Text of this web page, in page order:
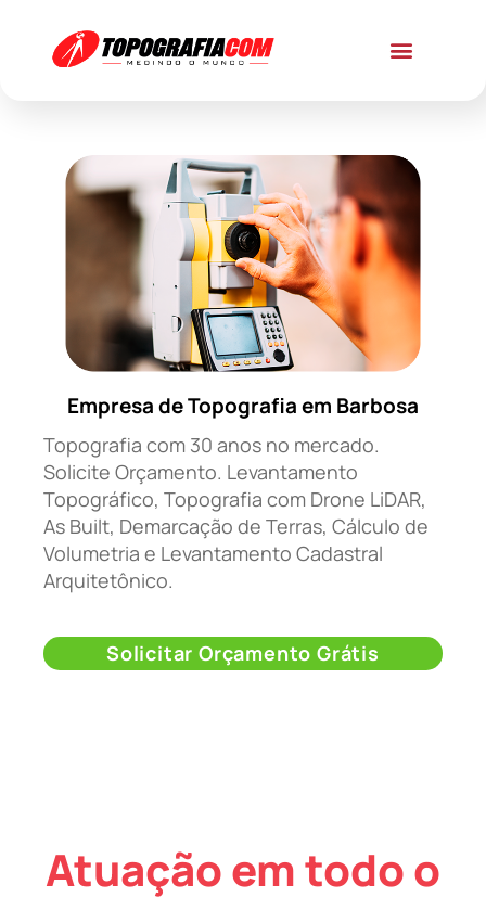
Empresa de Topografia em Barbosa
Topografia com 30 anos no mercado.
Solicite Orçamento. Levantamento
Topográfico, Topografia com Drone LiDAR,
As Built, Demarcação de Terras, Cálculo de
Volumetria e Levantamento Cadastral
Arquitetônico.
Solicitar Orçamento Grátis
Atuação em todo o